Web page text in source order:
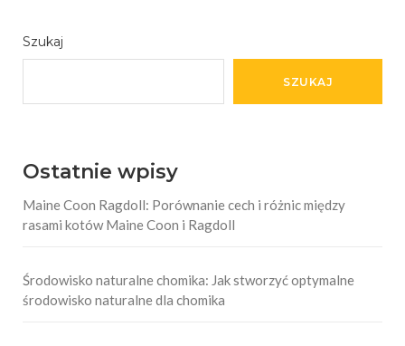
Szukaj
SZUKAJ
Ostatnie wpisy
Maine Coon Ragdoll: Porównanie cech i różnic między
rasami kotów Maine Coon i Ragdoll
Środowisko naturalne chomika: Jak stworzyć optymalne
środowisko naturalne dla chomika